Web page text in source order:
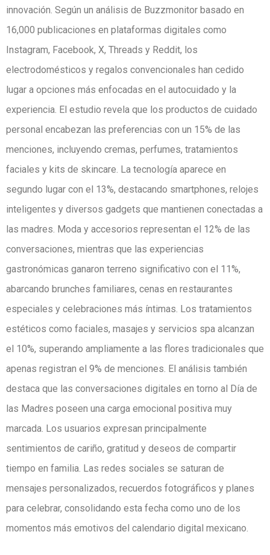
innovación. Según un análisis de Buzzmonitor basado en
16,000 publicaciones en plataformas digitales como
Instagram, Facebook, X, Threads y Reddit, los
electrodomésticos y regalos convencionales han cedido
lugar a opciones más enfocadas en el autocuidado y la
experiencia. El estudio revela que los productos de cuidado
personal encabezan las preferencias con un 15% de las
menciones, incluyendo cremas, perfumes, tratamientos
faciales y kits de skincare. La tecnología aparece en
segundo lugar con el 13%, destacando smartphones, relojes
inteligentes y diversos gadgets que mantienen conectadas a
las madres. Moda y accesorios representan el 12% de las
conversaciones, mientras que las experiencias
gastronómicas ganaron terreno significativo con el 11%,
abarcando brunches familiares, cenas en restaurantes
especiales y celebraciones más íntimas. Los tratamientos
estéticos como faciales, masajes y servicios spa alcanzan
el 10%, superando ampliamente a las flores tradicionales que
apenas registran el 9% de menciones. El análisis también
destaca que las conversaciones digitales en torno al Día de
las Madres poseen una carga emocional positiva muy
marcada. Los usuarios expresan principalmente
sentimientos de cariño, gratitud y deseos de compartir
tiempo en familia. Las redes sociales se saturan de
mensajes personalizados, recuerdos fotográficos y planes
para celebrar, consolidando esta fecha como uno de los
momentos más emotivos del calendario digital mexicano.